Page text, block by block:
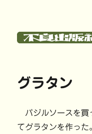
グラタン
バジルソースを買
てグラタンを作った